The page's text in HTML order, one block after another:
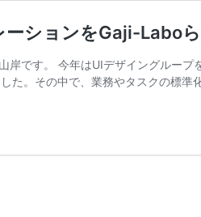
ーションをGaji-Labo
岸です。 今年はUIデザイングルー
た。その中で、業務やタスクの標